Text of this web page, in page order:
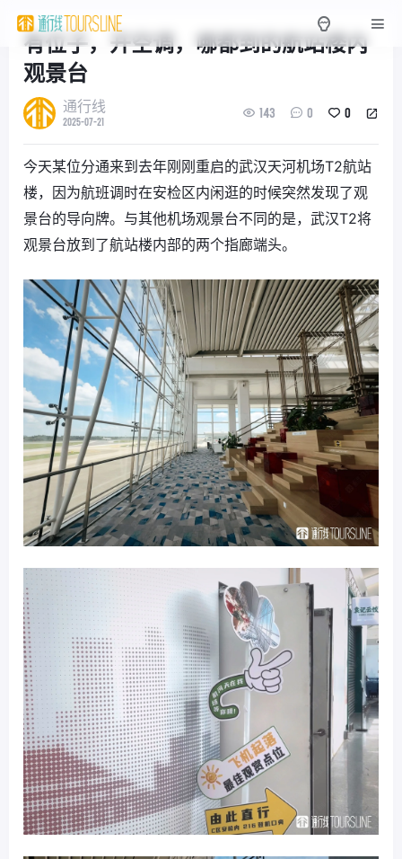
有位子，开空调，哪都到的航站楼内
观景台
通行线
2025-07-21
143 0 0
今天某位分通来到去年刚刚重启的武汉天河机场T2航站
楼，因为航班调时在安检区内闲逛的时候突然发现了观
景台的导向牌。与其他机场观景台不同的是，武汉T2将
观景台放到了航站楼内部的两个指廊端头。